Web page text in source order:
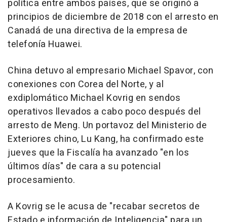
política entre ambos países, que se originó a
principios de diciembre de 2018 con el arresto en
Canadá de una directiva de la empresa de
telefonía Huawei.
China detuvo al empresario Michael Spavor, con
conexiones con Corea del Norte, y al
exdiplomático Michael Kovrig en sendos
operativos llevados a cabo poco después del
arresto de Meng. Un portavoz del Ministerio de
Exteriores chino, Lu Kang, ha confirmado este
jueves que la Fiscalía ha avanzado "en los
últimos días" de cara a su potencial
procesamiento.
A Kovrig se le acusa de "recabar secretos de